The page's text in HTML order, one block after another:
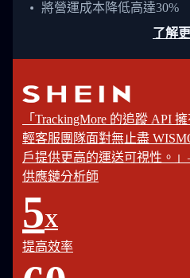
將營運成本降低高達30%
了解
「TrackingMore 的追蹤 API
輕客服團隊面對無止盡
戶提供更高的運送可視性。
供應鏈分析師
5X
提高效率